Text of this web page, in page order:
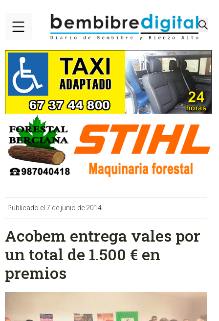
Publicado el 7 de junio de 2014
Acobem entrega vales por
un total de 1.500 € en
premios